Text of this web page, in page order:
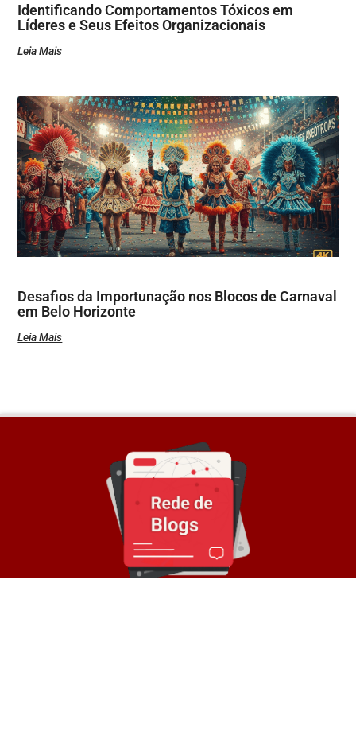
Identificando Comportamentos Tóxicos em
Líderes e Seus Efeitos Organizacionais
Leia Mais
Desafios da Importunação nos Blocos de Carnaval
em Belo Horizonte
Leia Mais